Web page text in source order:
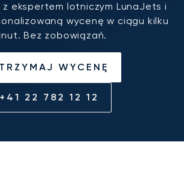
ekspertem lotniczym LunaJets i
wycenę w ciągu kilku
Bez zobowiązań.
WYCENĘ
+41 22 782 12 12